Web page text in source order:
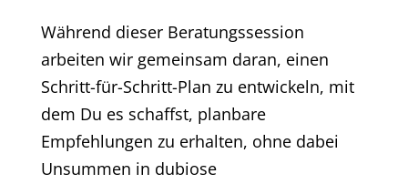
Während dieser Beratungssession
arbeiten wir gemeinsam daran, einen
Schritt-für-Schritt-Plan zu entwickeln, mit
dem Du es schaffst, planbare
Empfehlungen zu erhalten, ohne dabei
Unsummen in dubiose